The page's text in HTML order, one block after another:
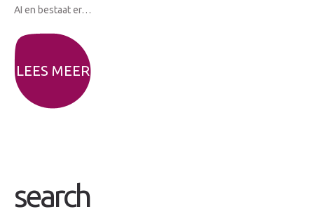
AI en bestaat er…
LEES MEER
search